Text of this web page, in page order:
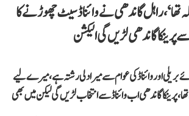
راہل گاندھی نے وائناڈ سیٹ چھوڑنے کا
گاندھی لڑیں گی الیکشن
بریلی اور وائناڈ کی عوام سے میرا دلی رشتہ ہے، میرے لیے
پرینکا گاندھی اب وائناڈ سے انتخاب لڑیں گی لیکن میں بھی